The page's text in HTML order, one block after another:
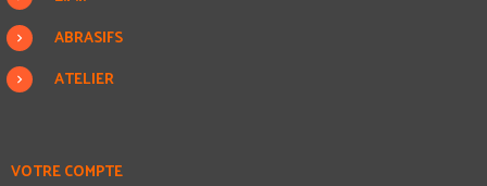
ABRASIFS
ATELIER
VOTRE COMPTE